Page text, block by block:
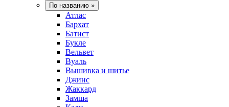
По названию »
Атлас
Бархат
Батист
Букле
Вельвет
Вуаль
Вышивка и шитье
Джинс
Жаккард
Замша